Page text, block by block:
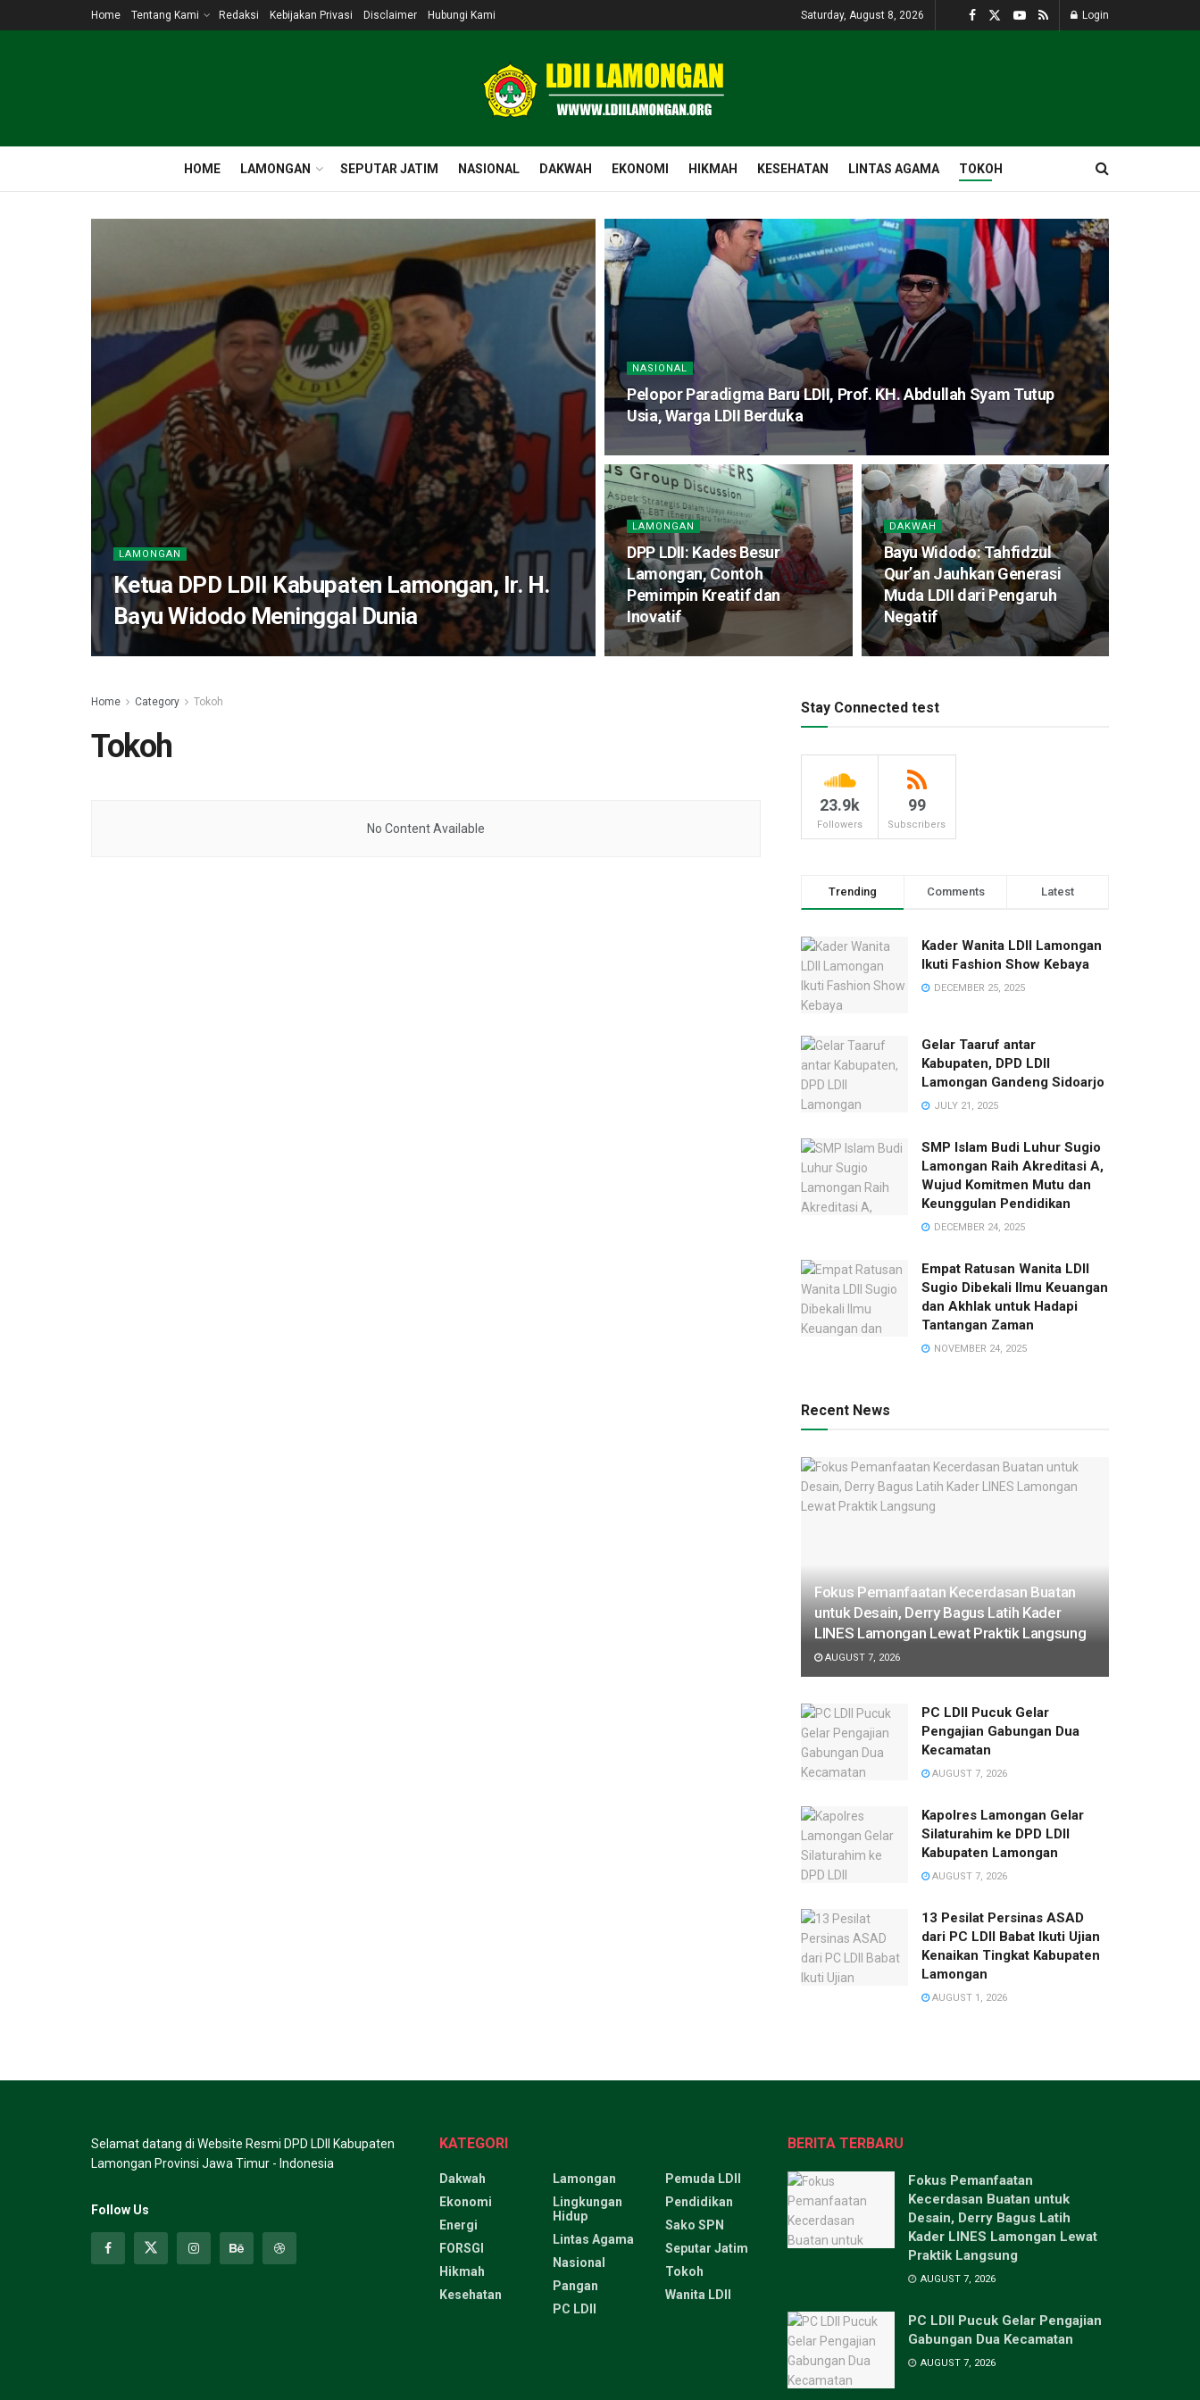
Home Tentang Kami Redaksi Kebijakan Privasi Disclaimer Hubungi Kami Saturday, August 8, 2026 Login
HOME LAMONGAN SEPUTAR JATIM NASIONAL DAKWAH EKONOMI HIKMAH KESEHATAN LINTAS AGAMA TOKOH
LAMONGAN
Ketua DPD LDII Kabupaten Lamongan, Ir. H.
Bayu Widodo Meninggal Dunia
NASIONAL
Pelopor Paradigma Baru LDII, Prof. KH. Abdullah Syam Tutup
Usia, Warga LDII Berduka
LAMONGAN
DPP LDII: Kades Besur
Lamongan, Contoh
Pemimpin Kreatif dan
Inovatif
DAKWAH
Bayu Widodo: Tahfidzul
Qur’an Jauhkan Generasi
Muda LDII dari Pengaruh
Negatif
Home Category Tokoh
Tokoh
No Content Available
Stay Connected test
23.9k
Followers
99
Subscribers
Trending Comments Latest
Kader Wanita LDII Lamongan
Ikuti Fashion Show Kebaya
DECEMBER 25, 2025
Gelar Taaruf antar
Kabupaten, DPD LDII
Lamongan Gandeng Sidoarjo
JULY 21, 2025
SMP Islam Budi Luhur Sugio
Lamongan Raih Akreditasi A,
Wujud Komitmen Mutu dan
Keunggulan Pendidikan
DECEMBER 24, 2025
Empat Ratusan Wanita LDII
Sugio Dibekali Ilmu Keuangan
dan Akhlak untuk Hadapi
Tantangan Zaman
NOVEMBER 24, 2025
Recent News
Fokus Pemanfaatan Kecerdasan Buatan
untuk Desain, Derry Bagus Latih Kader
LINES Lamongan Lewat Praktik Langsung
AUGUST 7, 2026
PC LDII Pucuk Gelar
Pengajian Gabungan Dua
Kecamatan
AUGUST 7, 2026
Kapolres Lamongan Gelar
Silaturahim ke DPD LDII
Kabupaten Lamongan
AUGUST 7, 2026
13 Pesilat Persinas ASAD
dari PC LDII Babat Ikuti Ujian
Kenaikan Tingkat Kabupaten
Lamongan
AUGUST 1, 2026
Selamat datang di Website Resmi DPD LDII Kabupaten
Lamongan Provinsi Jawa Timur - Indonesia
Follow Us
KATEGORI
Dakwah
Ekonomi
Energi
FORSGI
Hikmah
Kesehatan
Lamongan
Lingkungan
Hidup
Lintas Agama
Nasional
Pangan
PC LDII
Pemuda LDII
Pendidikan
Sako SPN
Seputar Jatim
Tokoh
Wanita LDII
BERITA TERBARU
Fokus Pemanfaatan
Kecerdasan Buatan untuk
Desain, Derry Bagus Latih
Kader LINES Lamongan Lewat
Praktik Langsung
AUGUST 7, 2026
PC LDII Pucuk Gelar Pengajian
Gabungan Dua Kecamatan
AUGUST 7, 2026